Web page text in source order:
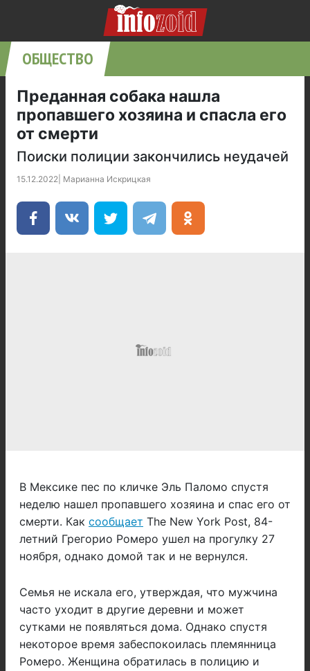
ОБЩЕСТВО
Преданная собака нашла
пропавшего хозяина и спасла его
от смерти
Поиски полиции закончились неудачей
15.12.2022 Марианна Искрицкая
В Мексике пес по кличке Эль Паломо спустя
неделю нашел пропавшего хозяина и спас его от
смерти. Как сообщает The New York Post, 84-
летний Грегорио Ромеро ушел на прогулку 27
ноября, однако домой так и не вернулся.
Семья не искала его, утверждая, что мужчина
часто уходит в другие деревни и может
сутками не появляться дома. Однако спустя
некоторое время забеспокоилась племянница
Ромеро. Женщина обратилась в полицию и